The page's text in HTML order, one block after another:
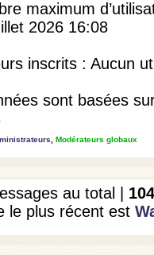
maximum
2026 16:08
inscrits : Aucun
sont basées
Modérateurs globaux
au total | 104
le plus récent est